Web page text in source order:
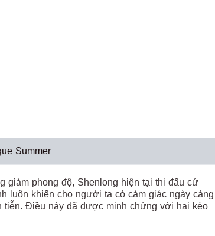
Summer
giảm phong độ, Shenlong hiện tại thi đấu cứ
luôn khiến cho người ta có cảm giác ngày càng
tiễn. Điều này đã được minh chứng với hai kèo